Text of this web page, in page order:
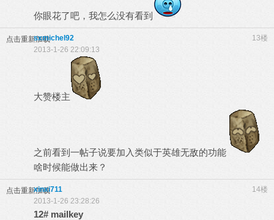
你眼花了吧，我怎么没有看到
点击重新加载 13楼
sxmichel92
2013-1-26 22:09:13
大赞楼主
之前看到一帖子说要加入类似于英雄无敌的功能
啥时候能做出来？
点击重新加载 14楼
xinxi711
2013-1-26 23:28:26
12# mailkey